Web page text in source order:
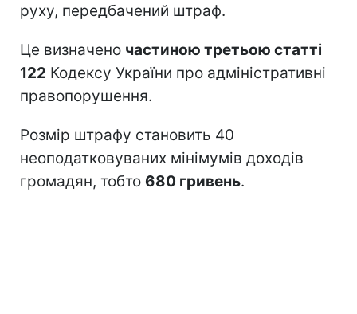
руху, передбачений штраф.
Це визначено частиною третьою статті
122 Кодексу України про адміністративні
правопорушення.
Розмір штрафу становить 40
неоподатковуваних мінімумів доходів
громадян, тобто 680 гривень.